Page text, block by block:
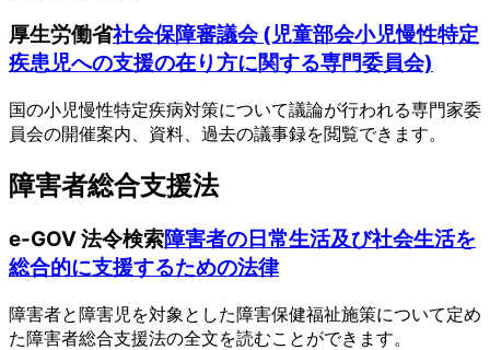
厚生労働省社会保障審議会 (児童部会小児慢性特定
疾患児への支援の在り方に関する専門委員会)
国の小児慢性特定疾病対策について議論が行われる専門家委
員会の開催案内、資料、過去の議事録を閲覧できます。
障害者総合支援法
e-GOV 法令検索障害者の日常生活及び社会生活を
総合的に支援するための法律
障害者と障害児を対象とした障害保健福祉施策について定め
た障害者総合支援法の全文を読むことができます。